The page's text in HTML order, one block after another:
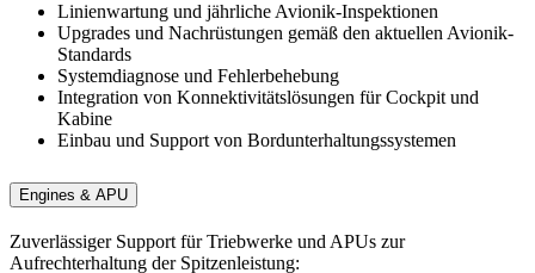
Linienwartung und jährliche Avionik-Inspektionen
Upgrades und Nachrüstungen gemäß den aktuellen Avionik-
Standards
Systemdiagnose und Fehlerbehebung
Integration von Konnektivitätslösungen für Cockpit und
Kabine
Einbau und Support von Bordunterhaltungssystemen
Engines & APU
Zuverlässiger Support für Triebwerke und APUs zur
Aufrechterhaltung der Spitzenleistung: